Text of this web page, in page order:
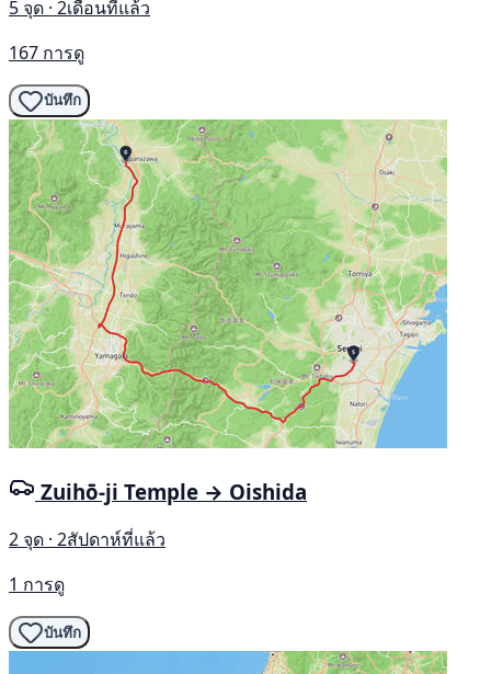
5 จุด · 2เดือนที่แล้ว
167 การดู
บันทึก
Zuihō-ji Temple → Oishida
2 จุด · 2สัปดาห์ที่แล้ว
1 การดู
บันทึก